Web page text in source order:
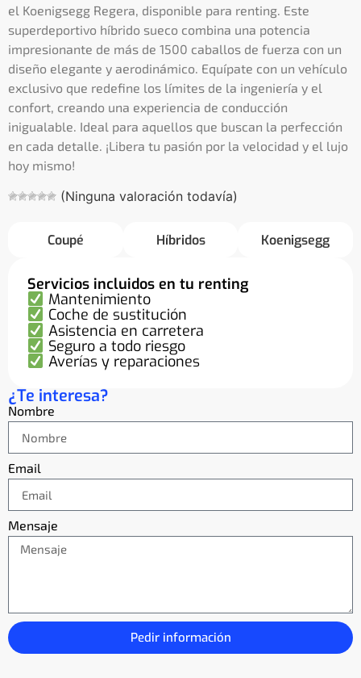
el Koenigsegg Regera, disponible para renting. Este
superdeportivo híbrido sueco combina una potencia
impresionante de más de 1500 caballos de fuerza con un
diseño elegante y aerodinámico. Equípate con un vehículo
exclusivo que redefine los límites de la ingeniería y el
confort, creando una experiencia de conducción
inigualable. Ideal para aquellos que buscan la perfección
en cada detalle. ¡Libera tu pasión por la velocidad y el lujo
hoy mismo!
(Ninguna valoración todavía)
Coupé Híbridos Koenigsegg
Servicios incluidos en tu renting
Mantenimiento
Coche de sustitución
Asistencia en carretera
Seguro a todo riesgo
Averías y reparaciones
¿Te interesa?
Nombre
Email
Mensaje
Pedir información